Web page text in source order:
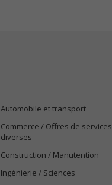
Automobile et transport
Commerce / Offres de services
diverses
Construction / Manutention
Ingénierie / Sciences